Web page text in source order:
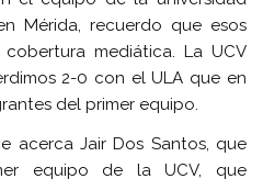
Mérida, recuerdo que esos
mediática. La UCV
2-0 con el ULA que en
del primer equipo.
acerca Jair Dos Santos, que
equipo de la UCV, que